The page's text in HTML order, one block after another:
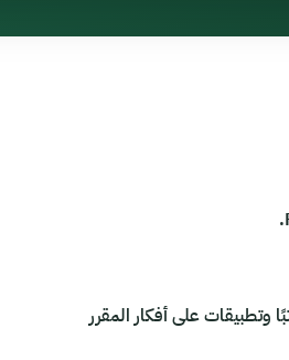
وتطبيقات على أفكار المقرر